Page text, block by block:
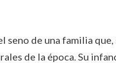
seno de una familia que,
de la época. Su